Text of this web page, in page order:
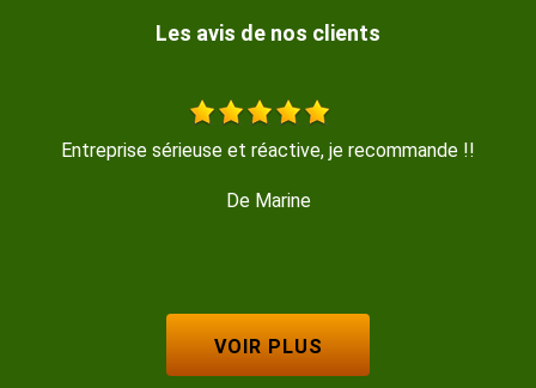
Les avis de nos clients
Travail soigné , trés propre , disponible et sympathique
De GERMINAL
VOIR PLUS